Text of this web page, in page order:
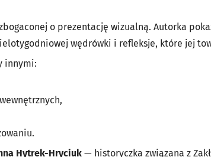
o prezentację wizualną. Autorka
wędrówki i refleksje, które jej
innymi:
Hytrek-Hryciuk — historyczka związana z